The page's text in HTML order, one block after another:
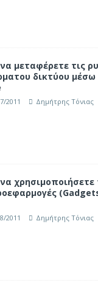
μεταφέρετε τις
δικτύου μέσω
2011 Δημήτρης Τόνιας
χρησιμοποιήσετε
2011 Δημήτρης Τόνιας